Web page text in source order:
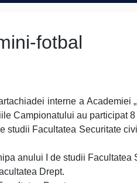
fotbal
interne a Academiei
Campionatului au participat 8
studii Facultatea Securitate
anului I de studii Facultatea
Drept.